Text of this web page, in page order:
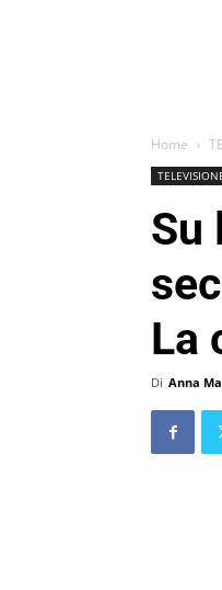
Home
Su
La
Di Anna